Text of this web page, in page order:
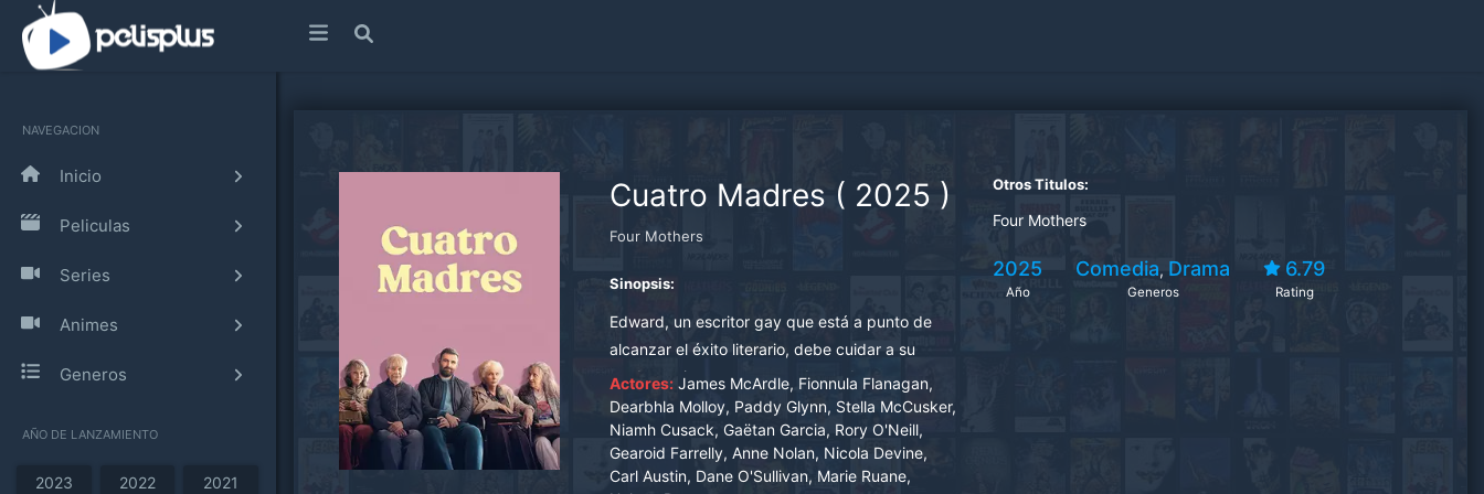
NAVEGACION
Inicio
Peliculas
Series
Animes
Generos
AÑO DE LANZAMIENTO
2023 2022 2021
Cuatro Madres ( 2025 )
Four Mothers
Sinopsis:
Edward, un escritor gay que está a punto de
alcanzar el éxito literario, debe cuidar a su
madre, quien se recupera de un derrame
cerebral. Justo cuando se prepara para una
importante gira promocional, tres amigos se
marchan a un evento del Orgullo y le dejan a
cargo de sus respectivas madres. Durante un
Actores: James McArdle, Fionnula Flanagan,
Dearbhla Molloy, Paddy Glynn, Stella McCusker,
Niamh Cusack, Gaëtan Garcia, Rory O'Neill,
Gearoid Farrelly, Anne Nolan, Nicola Devine,
Carl Austin, Dane O'Sullivan, Marie Ruane,
Otros Titulos:
Four Mothers
2025
Año
Comedia, Drama
Generos
6.79
Rating